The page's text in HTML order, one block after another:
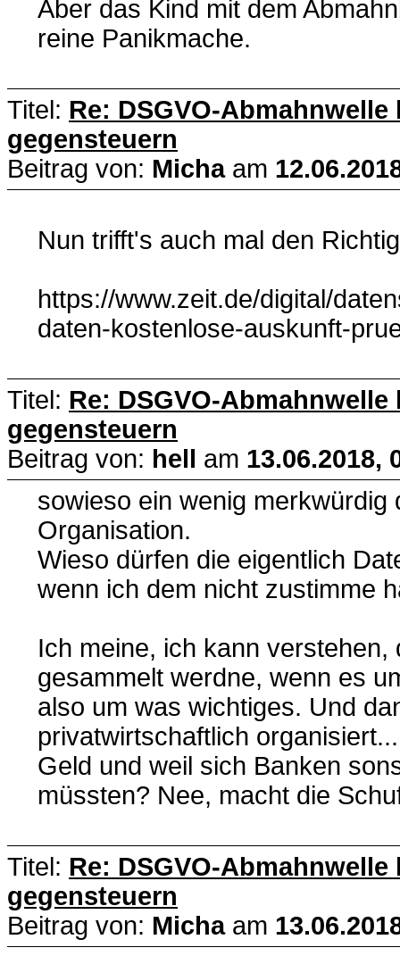
Aber das Kind mit dem
reine Panikmache.
Titel: Re: DSGVO-
gegensteuern
Beitrag von: Michaam
Nun trifft's auch mal den
https://www.zeit.de/digital/
daten-kostenlose-auskunft-
Titel: Re: DSGVO-
gegensteuern
Beitrag von: hell am 13.06.2018,
sowieso ein wenig
Organisation.
Wieso dürfen die eigentlich
wenn ich dem nicht zustimme
Ich meine, ich kann
gesammelt werdne, wenn es
also um was wichtiges. Und
privatwirtschaftlich
Geld und weil sich Banken
müssten? Nee, macht die
Titel: Re: DSGVO-
gegensteuern
Beitrag von: Michaam